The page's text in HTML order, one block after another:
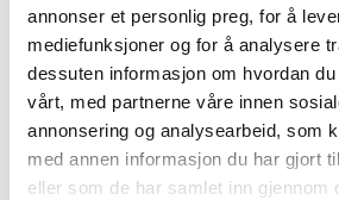
annonser et personlig preg, for å
mediefunksjoner og for å analysere
dessuten informasjon om hvordan
vårt, med partnerne våre innen
annonsering og analysearbeid, som
med annen informasjon du har gjort
eller som de har samlet inn gjennom